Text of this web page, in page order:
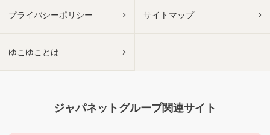
プライバシーポリシー サイトマップ
ゆこゆことは
ジャパネットグループ関連サイト